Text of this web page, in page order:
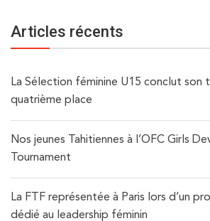
Articles récents
La Sélection féminine U15 conclut son
quatrième place
Nos jeunes Tahitiennes à l’OFC Girls
Tournament
La FTF représentée à Paris lors d’un
dédié au leadership féminin